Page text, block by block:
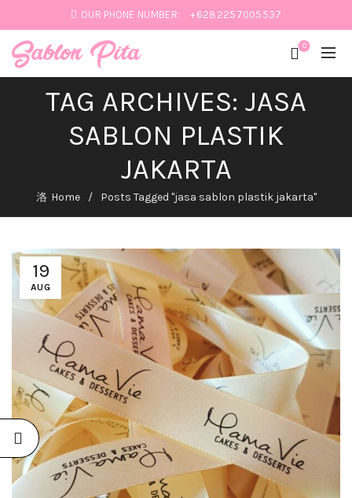
OUR PHONE NUMBER: +6282257005537
0
TAG ARCHIVES: JASA
SABLON PLASTIK
JAKARTA
Home Posts Tagged "jasa sablon plastik jakarta"
19
AUG